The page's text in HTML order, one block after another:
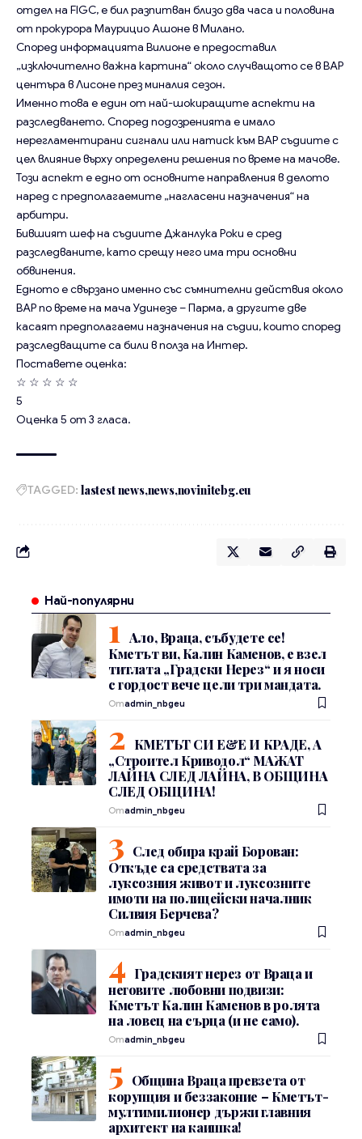
отдел на FIGC, е бил разпитван близо два часа и половина
от прокурора Маурицио Ашоне в Милано.
Според информацията Вилионе е предоставил
„изключително важна картина“ около случващото се в ВАР
центъра в Лисоне през миналия сезон.
Именно това е един от най-шокиращите аспекти на
разследването. Според подозренията е имало
нерегламентирани сигнали или натиск към ВАР съдиите с
цел влияние върху определени решения по време на мачове.
Този аспект е едно от основните направления в делото
наред с предполагаемите „нагласени назначения“ на
арбитри.
Бившият шеф на съдиите Джанлука Роки е сред
разследваните, като срещу него има три основни
обвинения.
Едното е свързано именно със съмнителни действия около
ВАР по време на мача Удинезе – Парма, а другите две
касаят предполагаеми назначения на съдии, които според
разследващите са били в полза на Интер.
Поставете оценка:
☆ ☆ ☆ ☆ ☆
5
Оценка 5 от 3 гласа.
TAGGED: lastest news news novinitebg.eu
Най-популярни
Ало, Враца, събудете се!
Кметът ви, Калин Каменов, е взел
титлата „Градски Нерез“ и я носи
с гордост вече цели три мандата.
Отadmin_nbgeu
КМЕТЪТ СИ Е&Е И КРАДЕ, А
„Строител Криводол“ МАЖАТ
ЛАЙНА СЛЕД ЛАЙНА, В ОБЩИНА
СЛЕД ОБЩИНА!
Отadmin_nbgeu
След обира край Борован:
Откъде са средствата за
луксозния живот и луксозните
имоти на полицейски началник
Силвия Берчева?
Отadmin_nbgeu
Градският нерез от Враца и
неговите любовни подвизи:
Кметът Калин Каменов в ролята
на ловец на сърца (и не само).
Отadmin_nbgeu
Община Враца превзета от
корупция и беззаконие – Кметът-
мултимилионер държи главния
архитект на каишка!